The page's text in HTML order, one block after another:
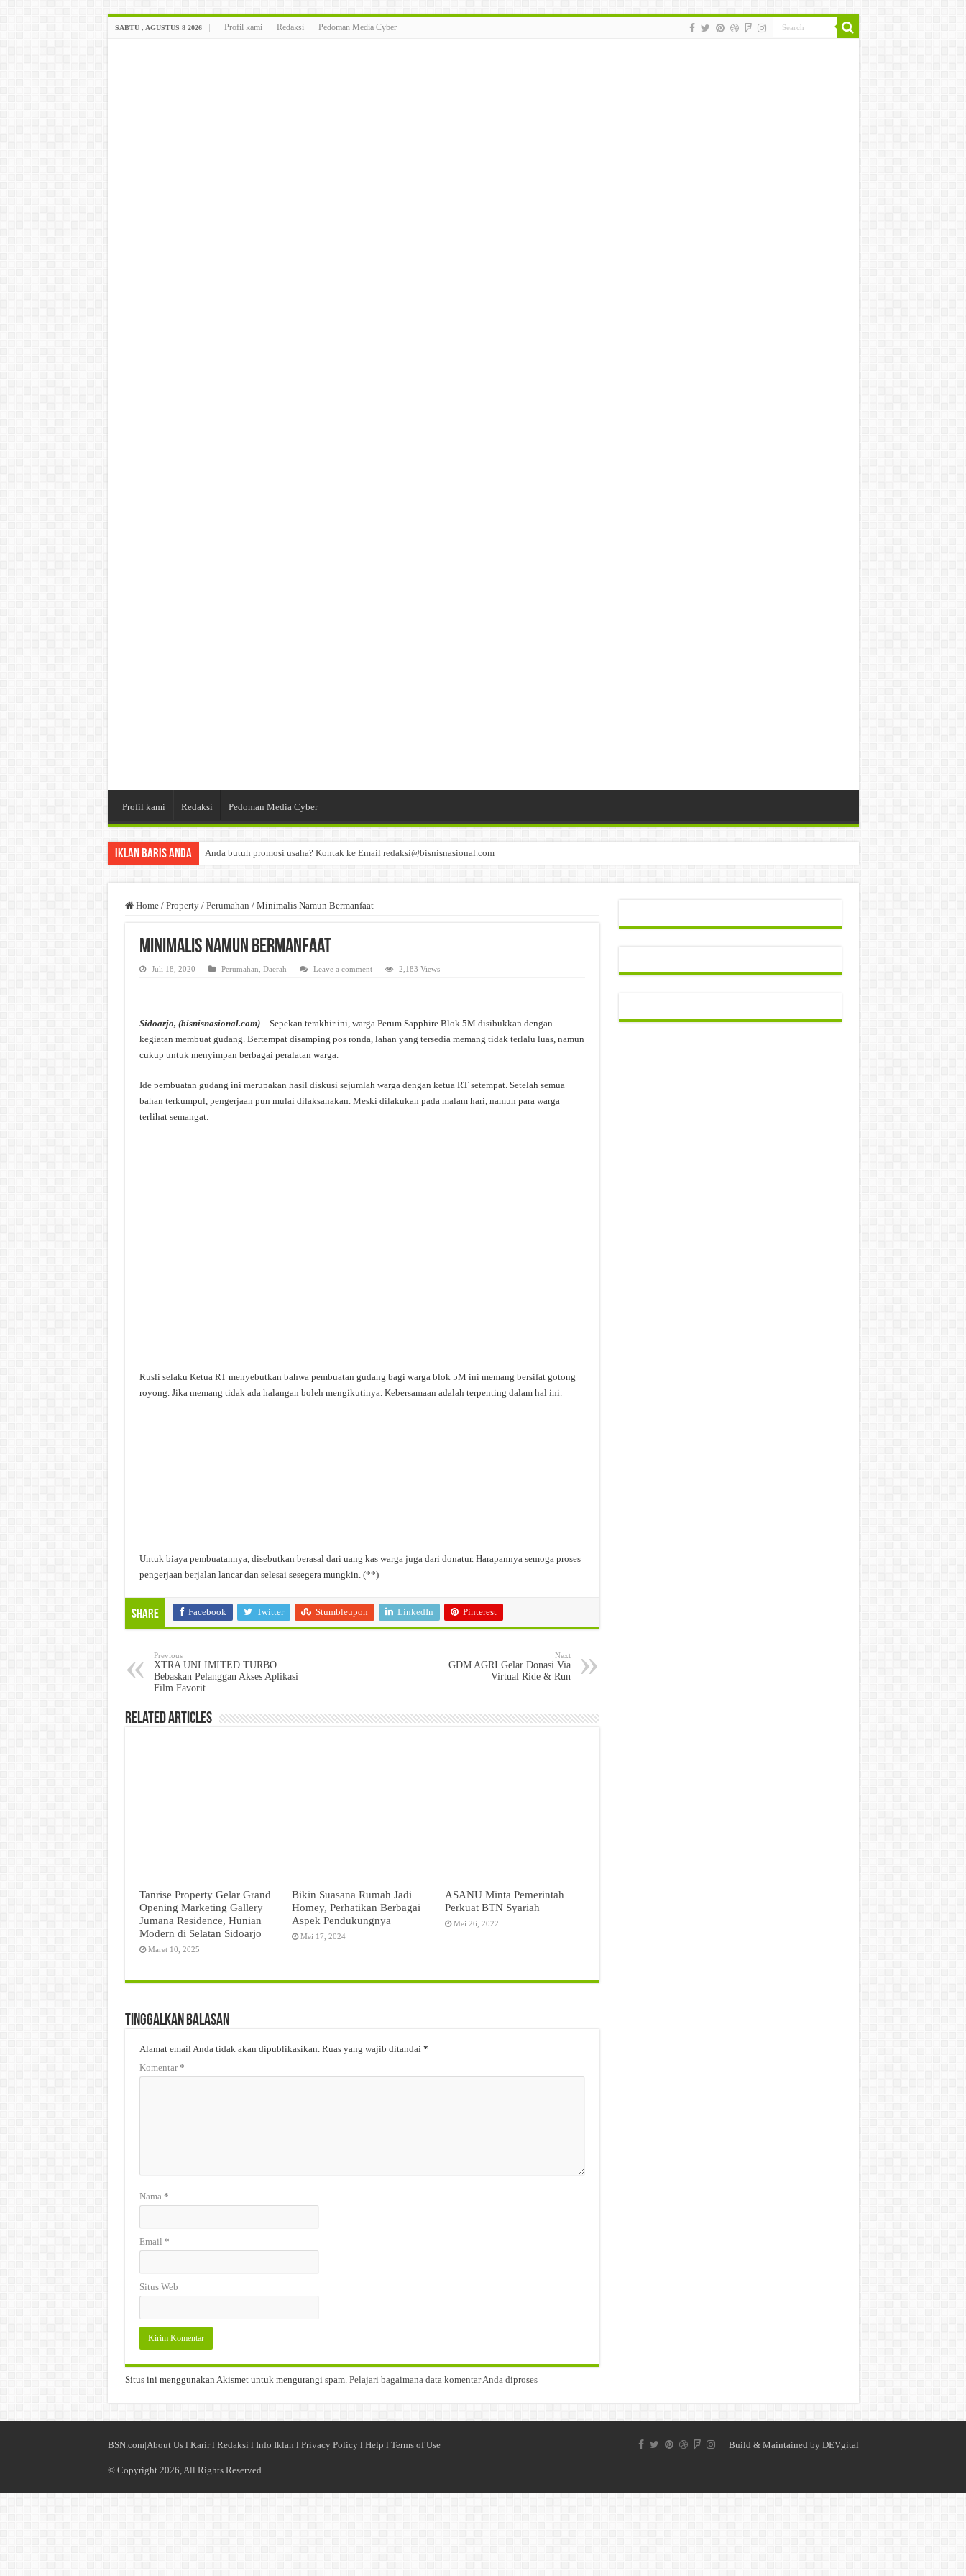
SABTU , AGUSTUS 8 2026 Profil kami Redaksi Pedoman Media Cyber
Profil kami Redaksi Pedoman Media Cyber
Iklan Baris Anda Anda butuh promosi usaha? Kontak ke Email redaksi@bisnisnasional.com
Home / Property / Perumahan / Minimalis Namun Bermanfaat
Minimalis Namun Bermanfaat
Juli 18, 2020 Perumahan Daerah Leave a comment 2,183 Views
Sidoarjo, (bisnisnasional.com) – Sepekan terakhir ini, warga Perum Sapphire Blok 5M disibukkan dengan
kegiatan membuat gudang. Bertempat disamping pos ronda, lahan yang tersedia memang tidak terlalu luas, namun
cukup untuk menyimpan berbagai peralatan warga.
Ide pembuatan gudang ini merupakan hasil diskusi sejumlah warga dengan ketua RT setempat. Setelah semua
bahan terkumpul, pengerjaan pun mulai dilaksanakan. Meski dilakukan pada malam hari, namun para warga
terlihat semangat.
Rusli selaku Ketua RT menyebutkan bahwa pembuatan gudang bagi warga blok 5M ini memang bersifat gotong
royong. Jika memang tidak ada halangan boleh mengikutinya. Kebersamaan adalah terpenting dalam hal ini.
Untuk biaya pembuatannya, disebutkan berasal dari uang kas warga juga dari donatur. Harapannya semoga proses
pengerjaan berjalan lancar dan selesai sesegera mungkin. (**)
Share Facebook Twitter Stumbleupon LinkedIn Pinterest
Previous
XTRA UNLIMITED TURBO
Bebaskan Pelanggan Akses Aplikasi
Film Favorit
Next
GDM AGRI Gelar Donasi Via
Virtual Ride & Run
Related Articles
Tanrise Property Gelar Grand
Opening Marketing Gallery
Jumana Residence, Hunian
Modern di Selatan Sidoarjo
Maret 10, 2025
Bikin Suasana Rumah Jadi
Homey, Perhatikan Berbagai
Aspek Pendukungnya
Mei 17, 2024
ASANU Minta Pemerintah
Perkuat BTN Syariah
Mei 26, 2022
Tinggalkan Balasan
Alamat email Anda tidak akan dipublikasikan. Ruas yang wajib ditandai *
Komentar*
Nama *
Email *
Situs Web
Situs ini menggunakan Akismet untuk mengurangi spam. Pelajari bagaimana data komentar Anda diproses
Build & Maintained by DEVgital
BSN.com|About Usl Karirl Redaksi l Info Iklan l Privacy Policyl Help l Terms of Use
© Copyright 2026, All Rights Reserved